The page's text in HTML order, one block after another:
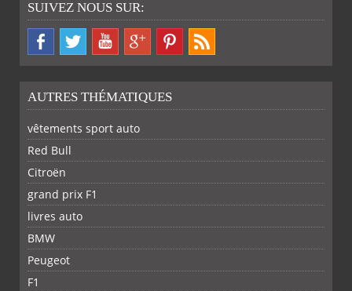
SUIVEZ NOUS SUR:
AUTRES THÉMATIQUES
vêtements sport auto
Red Bull
Citroën
grand prix F1
livres auto
BMW
Peugeot
F1